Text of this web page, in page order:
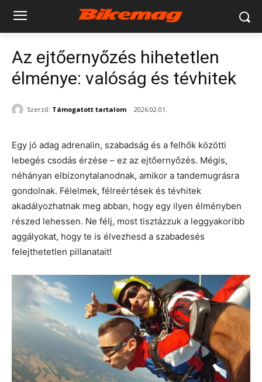
Az ejtőernyőzés hihetetlen
élménye: valóság és tévhitek
Szerző: Támogatott tartalom 2026.02.01.
Egy jó adag adrenalin, szabadság és a felhők közötti
lebegés csodás érzése – ez az ejtőernyőzés. Mégis,
néhányan elbizonytalanodnak, amikor a tandemugrásra
gondolnak. Félelmek, félreértések és tévhitek
akadályozhatnak meg abban, hogy egy ilyen élményben
részed lehessen. Ne félj, most tisztázzuk a leggyakoribb
aggályokat, hogy te is élvezhesd a szabadesés
felejthetetlen pillanatait!